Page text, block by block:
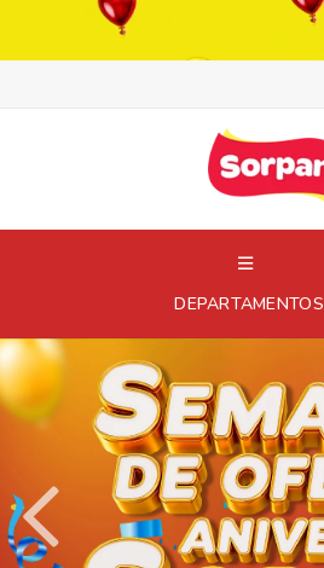
DEPARTAMENTOS